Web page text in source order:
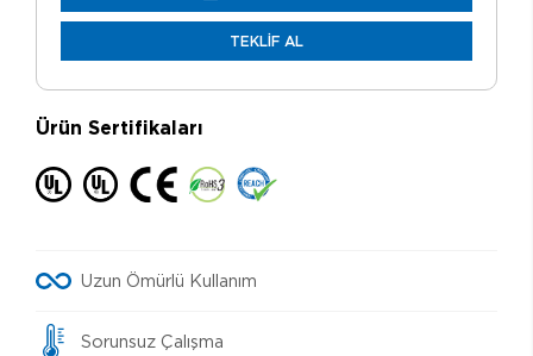
TEKLİF AL
Ürün Sertifikaları
Uzun Ömürlü Kullanım
Sorunsuz Çalışma